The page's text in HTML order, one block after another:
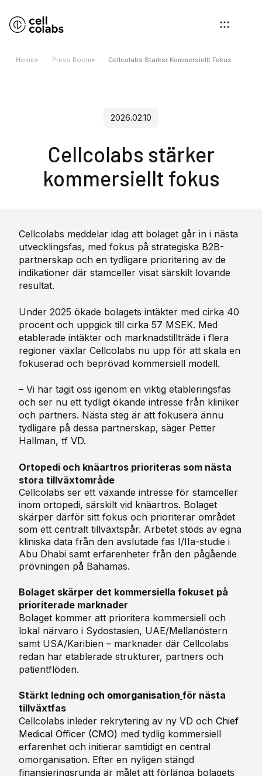
Home> Press Room> Cellcolabs Starker Kommersiellt Fokus
2026.02.10
Cellcolabs stärker
kommersiellt fokus
Cellcolabs meddelar idag att bolaget går in i nästa
utvecklingsfas, med fokus på strategiska B2B-
partnerskap och en tydligare prioritering av de
indikationer där stamceller visat särskilt lovande
resultat.
Under 2025 ökade bolagets intäkter med cirka 40
procent och uppgick till cirka 57 MSEK. Med
etablerade intäkter och marknadstillträde i flera
regioner växlar Cellcolabs nu upp för att skala en
fokuserad och beprövad kommersiell modell.
– Vi har tagit oss igenom en viktig etableringsfas
och ser nu ett tydligt ökande intresse från kliniker
och partners. Nästa steg är att fokusera ännu
tydligare på dessa partnerskap, säger Petter
Hallman, tf VD.
Ortopedi och knäartros prioriteras som nästa
stora tillväxtområde
Cellcolabs ser ett växande intresse för stamceller
inom ortopedi, särskilt vid knäartros. Bolaget
skärper därför sitt fokus och prioriterar området
som ett centralt tillväxtspår. Arbetet stöds av egna
kliniska data från den avslutade fas I/IIa-studie i
Abu Dhabi samt erfarenheter från den pågående
prövningen på Bahamas.
Bolaget skärper det kommersiella fokuset på
prioriterade marknader
Bolaget kommer att prioritera kommersiell och
lokal närvaro i Sydostasien, UAE/Mellanöstern
samt USA/Karibien – marknader där Cellcolabs
redan har etablerade strukturer, partners och
patientflöden.
Stärkt ledning och omorganisation för nästa
tillväxtfas
Cellcolabs inleder rekrytering av ny VD och Chief
Medical Officer (CMO) med tydlig kommersiell
erfarenhet och initierar samtidigt en central
omorganisation. Efter en nyligen stängd
finansieringsrunda är målet att förlänga bolagets